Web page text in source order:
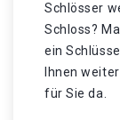
Schlösser
Schloss?
ein
Ihnen
für Sie da.